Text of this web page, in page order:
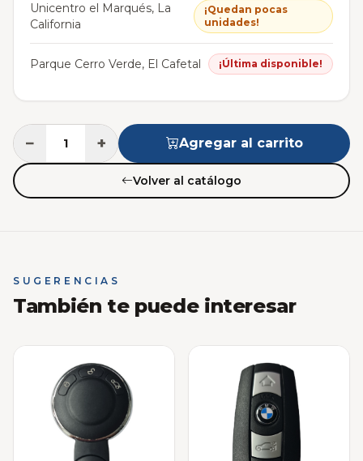
Unicentro el Marqués, La
California
¡Quedan pocas
unidades!
Parque Cerro Verde, El Cafetal ¡Última disponible!
− + Agregar al carrito
Volver al catálogo
SUGERENCIAS
También te puede interesar